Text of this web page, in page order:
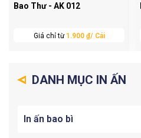
Bao Thư - AK 012
Giá chỉ từ 1.900 ₫/ Cái
DANH MỤC IN ẤN
In ấn bao bì